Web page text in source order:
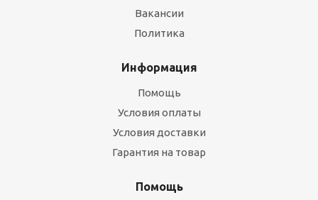
Вакансии
Политика
Информация
Помощь
Условия оплаты
Условия доставки
Гарантия на товар
Помощь